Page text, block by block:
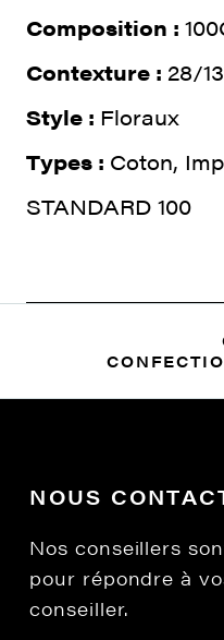
Composition :
Contexture : 28/
Style : Floraux
Types : Coton,
STANDARD 100
NOUS
Nos conseillers
pour répondre à
conseiller.